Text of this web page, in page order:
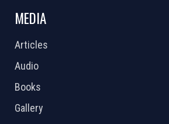
MEDIA
Articles
Audio
Books
Gallery